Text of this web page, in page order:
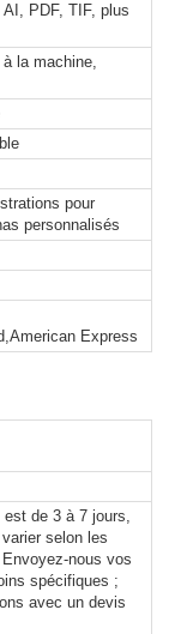
PDF, TIF, plus
la machine,
pour
personnalisés
Express
est de 3 à 7 jours,
selon les
nous vos
spécifiques ;
avec un devis